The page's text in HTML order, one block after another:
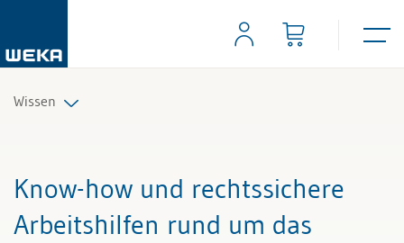
Wissen
Management
Know-how und rechtssichere
Arbeitshilfen rund um das